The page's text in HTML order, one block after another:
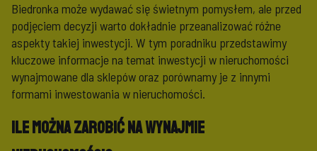
Biedronka może wydawać się świetnym pomysłem, ale przed
podjęciem decyzji warto dokładnie przeanalizować różne
aspekty takiej inwestycji. W tym poradniku przedstawimy
kluczowe informacje na temat inwestycji w nieruchomości
wynajmowane dla sklepów oraz porównamy je z innymi
formami inwestowania w nieruchomości.
Ile można zarobić na wynajmie